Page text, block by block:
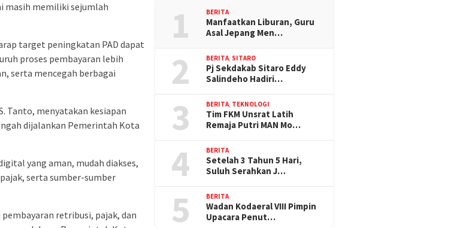
masih memiliki sejumlah
target peningkatan PAD dapat
proses pembayaran lebih
serta mencegah berbagai
Tanto, menyatakan kesiapan
dijalankan Pemerintah Kota
yang aman, mudah diakses,
serta sumber-sumber
retribusi, pajak, dan
1 BERITA
Manfaatkan Liburan, Guru
Asal Jepang Men…
2 BERITA, SITARO
Pj Sekdakab Sitaro Eddy
Salindeho Hadiri…
3 BERITA, TEKNOLOGI
Tim FKM Unsrat Latih
Remaja Putri MAN Mo…
4 BERITA
Setelah 3 Tahun 5 Hari,
Suluh Serahkan J…
5 BERITA
Wadan Kodaeral VIII Pimpin
Upacara Penut…